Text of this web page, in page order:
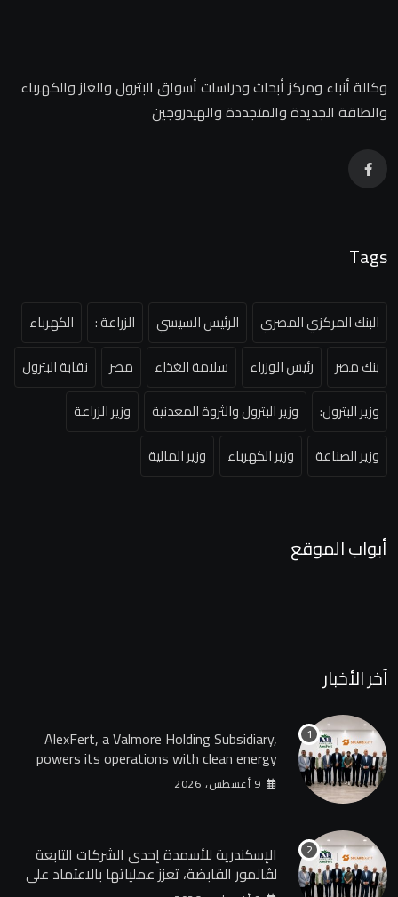
وكالة أنباء ومركز أبحاث ودراسات أسواق البترول والغاز والكهرباء
والطاقة الجديدة والمتجددة والهيدروجين
Tags
البنك المركزي المصري الرئيس السيسي الزراعة :
الكهرباء
بنك مصر
رئيس الوزراء سلامة الغذاء مصر
نقابة البترول
وزير البترول:
وزير البترول والثروة المعدنية
وزير الزراعة
وزير الصناعة
وزير الكهرباء وزير المالية
أبواب الموقع
آخر الأخبار
AlexFert, a Valmore Holding Subsidiary,
powers its operations with clean energy
through a 30-year partnership with
SolarizEgypt
9 أغسطس، 2026
الإسكندرية للأسمدة إحدى الشركات التابعة
لڤالمور القابضة، تعزز عملياتها بالاعتماد على